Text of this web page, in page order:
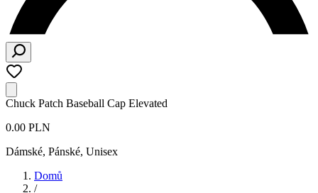
Chuck Patch Baseball Cap Elevated
0.00 PLN
Dámské, Pánské, Unisex
Domů
/